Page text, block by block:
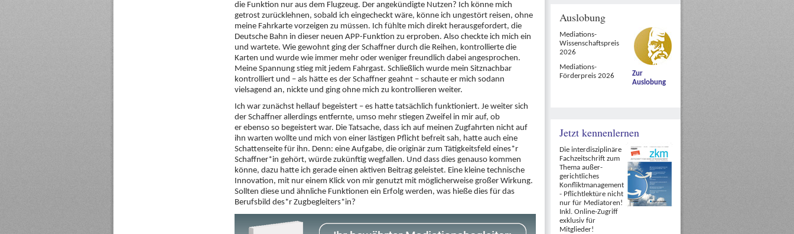
die Funktion nur aus dem Flugzeug. Der angekündigte Nutzen? Ich könne mich
getrost zurücklehnen, sobald ich eingecheckt wäre, könne ich ungestört reisen, ohne
meine Fahrkarte vorzeigen zu müssen. Ich fühlte mich direkt herausgefordert, die
Deutsche Bahn in dieser neuen APP-Funktion zu erproben. Also checkte ich mich ein
und wartete. Wie gewohnt ging der Schaffner durch die Reihen, kontrollierte die
Karten und wurde wie immer mehr oder weniger freundlich dabei angesprochen.
Meine Spannung stieg mit jedem Fahrgast. Schließlich wurde mein Sitznachbar
kontrolliert und – als hätte es der Schaffner geahnt – schaute er mich sodann
vielsagend an, nickte und ging ohne mich zu kontrollieren weiter.
Ich war zunächst hellauf begeistert – es hatte tatsächlich funktioniert. Je weiter sich
der Schaffner allerdings entfernte, umso mehr stiegen Zweifel in mir auf, ob
er ebenso so begeistert war. Die Tatsache, dass ich auf meinen Zugfahrten nicht auf
ihn warten wollte und mich von einer lästigen Pflicht befreit sah, hatte auch eine
Schattenseite für ihn. Denn: eine Aufgabe, die originär zum Tätigkeitsfeld eines*r
Schaffner*in gehört, würde zukünftig wegfallen. Und dass dies genauso kommen
könne, dazu hatte ich gerade einen aktiven Beitrag geleistet. Eine kleine technische
Innovation, mit nur einem Klick von mir genutzt mit möglicherweise großer Wirkung.
Sollten diese und ähnliche Funktionen ein Erfolg werden, was hieße dies für das
Berufsbild des*r Zugbegleiters*in?
Auslobung
Mediations-
Wissenschaftspreis
2026
Mediations-
Förderpreis 2026
Zur
Auslobung
Jetzt kennenlernen
Die interdisziplinäre
Fachzeitschrift zum
Thema außer-
gerichtliches
Konfliktmanagement
- Pflichtlektüre nicht
nur für Mediatoren!
Inkl. Online-Zugriff
exklusiv für
Mitglieder!